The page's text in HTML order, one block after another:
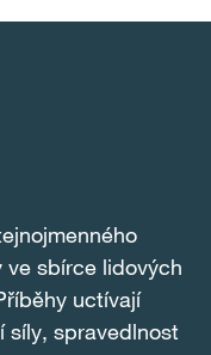
ve sbírce lidových
uctívají
síly, spravedlnost